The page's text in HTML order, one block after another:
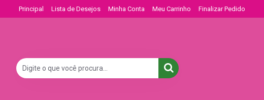
Principal Lista de Desejos Minha Conta Meu Carrinho Finalizar Pedido